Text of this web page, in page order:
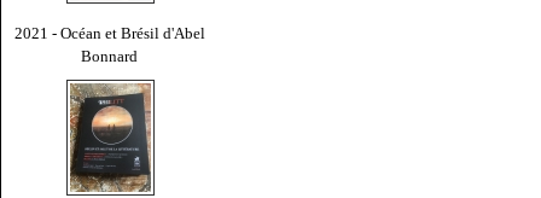
2021 - Océan et Brésil d'Abel
Bonnard